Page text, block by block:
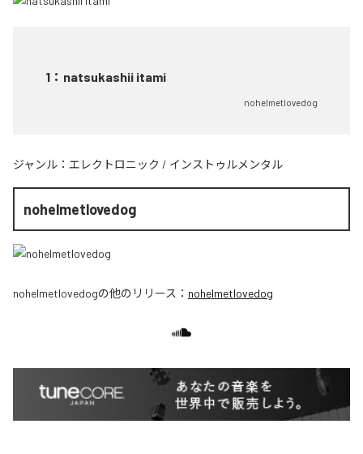
1 ： natsukashii itami
nohelmetlovedog
ジャンル： エレクトロニック / インストゥルメンタル
nohelmetlovedog
nohelmetlovedogの他のリリース： nohelmetlovedog